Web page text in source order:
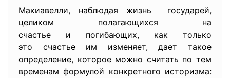
Макиавелли, наблюдая жизнь государей,
целиком полагающихся на
счастье и погибающих, как только
это счастье им изменяет, дает такое
определение, которое можно считать по тем
временам формулой конкретного историзма: